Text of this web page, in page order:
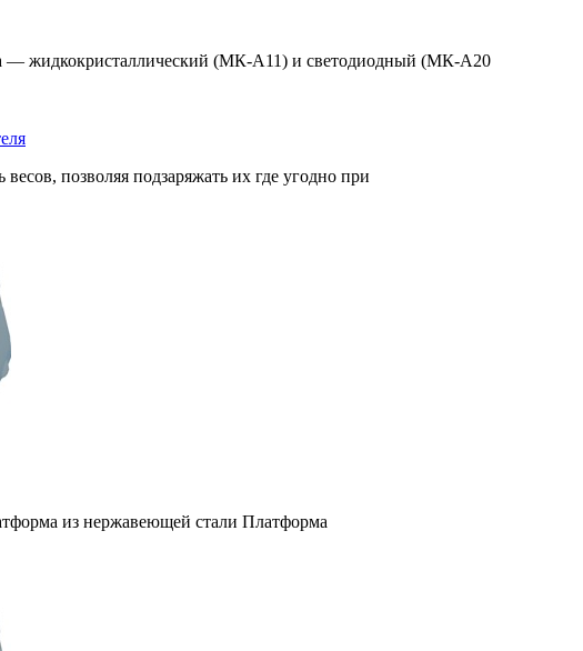
— жидкокристаллический (МК-А11) и светодиодный (МК-А20
позволяя подзаряжать их где угодно при
из нержавеющей стали Платформа